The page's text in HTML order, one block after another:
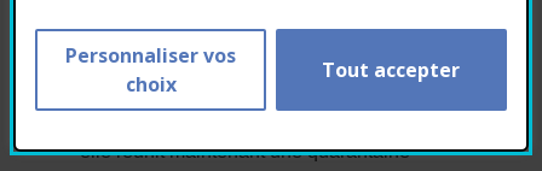
Personnaliser vos
choix
Tout accepter
La COPHAN, organisme à but non lucratif,
est un regroupement provincial d’action
communautaire autonome de défense
elle réunit maintenant une quarantaine